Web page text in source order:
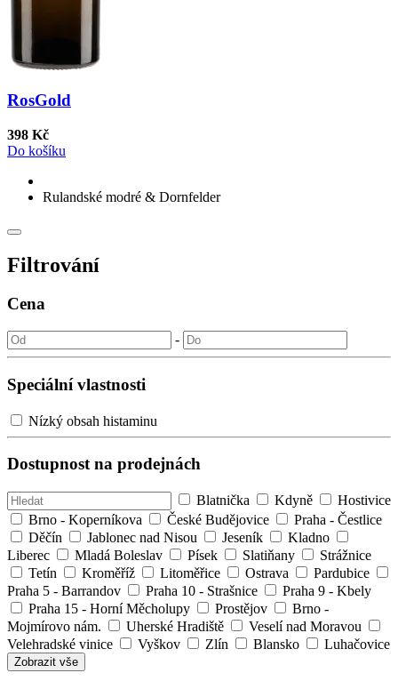
RosGold
398 Kč
Do košíku
Rulandské modré & Dornfelder
Filtrování
Cena
-
Speciální vlastnosti
Nízký obsah histaminu
Dostupnost na prodejnách
Blatnička Kdyně
Hostivice
Brno - Koperníkova
České Budějovice
Praha - Čestlice
Děčín
Jablonec nad Nisou Jeseník
Kladno
Liberec
Mladá Boleslav Písek Slatiňany
Strážnice
Tetín
Kroměříž Litoměřice Ostrava
Pardubice
Praha 5 - Barrandov
Praha 10 - Strašnice
Praha 9 - Kbely
Praha 15 - Horní Měcholupy
Prostějov
Brno -
Mojmírovo nám.
Uherské Hradiště
Veselí nad Moravou
Velehradské vinice
Vyškov Zlín Blansko Luhačovice
Zobrazit vše